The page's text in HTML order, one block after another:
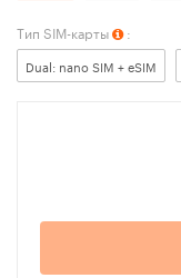
Тип SIM-карты :
Dual: nano SIM + eSIM